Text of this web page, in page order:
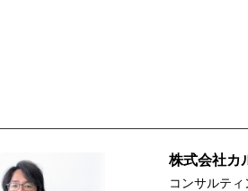
株式会社カ
コンサルテ